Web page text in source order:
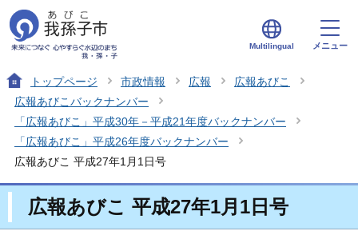
Multilingual メニュー
トップページ 市政情報 広報
広報あびこ
広報あびこバックナンバー
「広報あびこ」平成30年－平成21年度バックナンバー
「広報あびこ」平成26年度バックナンバー
広報あびこ 平成27年1月1日号
広報あびこ 平成27年1月1日号